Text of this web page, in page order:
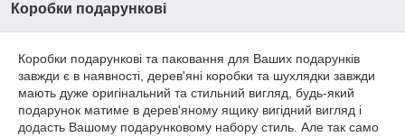
Коробки подарункові
Коробки подарункові та паковання для Ваших подарунків
завжди є в наявності, дерев'яні коробки та шухлядки завжди
мають дуже оригінальний та стильний вигляд, будь-який
подарунок матиме в дерев'яному ящику вигідний вигляд і
додасть Вашому подарунковому набору стиль. Але так само